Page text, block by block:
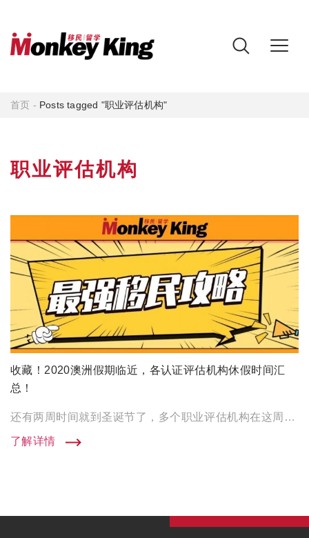
首页 - Posts tagged "职业评估机构"
职业评估机构
收藏！2020澳洲假期临近，各认证评估机构休假时间汇
总！
还有两周时间就到圣诞节了，多个职业评估机构在这周陆续的发布了圣诞及元旦放假安排。 大师兄提醒一下在近期要递交申 […]
了解详情